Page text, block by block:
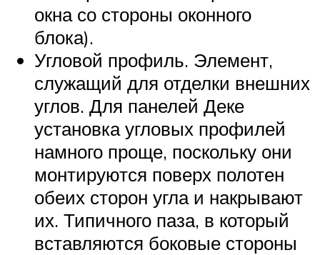
окна со стороны оконного
блока).
Угловой профиль. Элемент,
служащий для отделки внешних
углов. Для панелей Деке
установка угловых профилей
намного проще, поскольку они
монтируются поверх полотен
обеих сторон угла и накрывают
их. Типичного паза, в который
вставляются боковые стороны